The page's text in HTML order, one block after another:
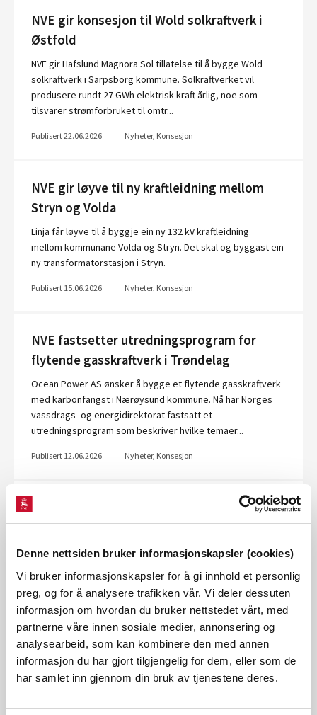
Denne nettsiden bruker informasjonskapsler (cookies)
Vi bruker informasjonskapsler for å gi innhold et personlig
preg, og for å analysere trafikken vår. Vi deler dessuten
informasjon om hvordan du bruker nettstedet vårt, med
partnerne våre innen sosiale medier, annonsering og
analysearbeid, som kan kombinere den med annen
informasjon du har gjort tilgjengelig for dem, eller som de
har samlet inn gjennom din bruk av tjenestene deres.
NVE gir konsesjon til Wold solkraftverk i
Østfold
NVE gir Hafslund Magnora Sol tillatelse til å bygge Wold
solkraftverk i Sarpsborg kommune. Solkraftverket vil
produsere rundt 27 GWh elektrisk kraft årlig, noe som
tilsvarer strømforbruket til omtr...
Publisert 22.06.2026 Nyheter, Konsesjon
NVE gir løyve til ny kraftleidning mellom
Stryn og Volda
Linja får løyve til å byggje ein ny 132 kV kraftleidning
mellom kommunane Volda og Stryn. Det skal og byggast ein
ny transformatorstasjon i Stryn.
Publisert 15.06.2026 Nyheter, Konsesjon
NVE fastsetter utredningsprogram for
flytende gasskraftverk i Trøndelag
Ocean Power AS ønsker å bygge et flytende gasskraftverk
med karbonfangst i Nærøysund kommune. Nå har Norges
vassdrags- og energidirektorat fastsatt et
utredningsprogram som beskriver hvilke temaer...
Publisert 12.06.2026 Nyheter, Konsesjon
NVE fastsetter utredningsprogram for
Garbergselva kraftverk
Norges vassdrags- og energidirektorat (NVE) har fastsatt
kraftverk i Selbu kommune. Programmet beskriver ulike
temaer Clemens Kraft AS må utrede før...
Publisert 11.06.2026 Nyheter, Konsesjon
NVE gir konsesjon til Store Nøkleberg